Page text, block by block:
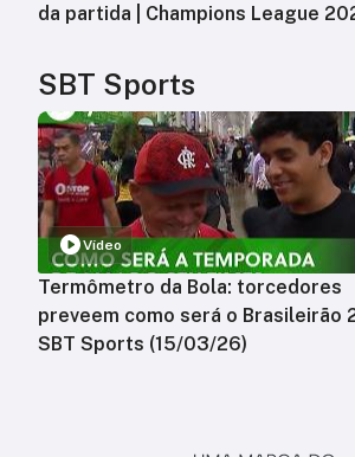
da partida | Champions League
SBT Sports
Vídeo
Termômetro da Bola: torcedores
preveem como será o Brasileirão
SBT Sports (15/03/26)